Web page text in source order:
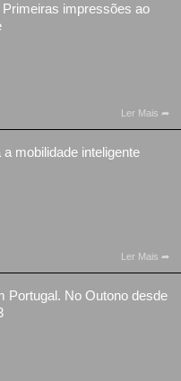
impressões ao
Ler Mais
mobilidade inteligente
Ler Mais
Portugal. No Outono desde